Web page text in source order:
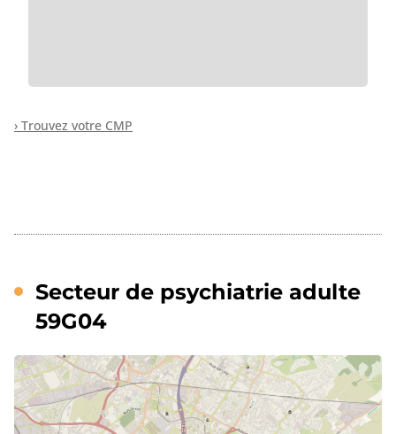
› Trouvez votre CMP
Secteur de psychiatrie adulte
59G04